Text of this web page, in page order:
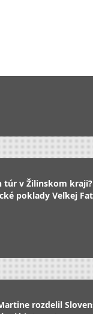
túr v Žilinskom
poklady Veľkej
rozdelil